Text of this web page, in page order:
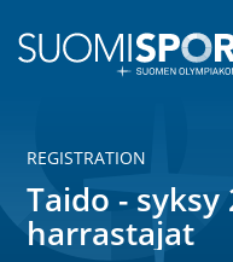
REGISTRATION
Taido -
harrastajat